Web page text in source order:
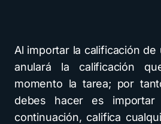
Al importar la calificación
anulará la calificación
momento la tarea; por
debes hacer es importar
continuación, califica